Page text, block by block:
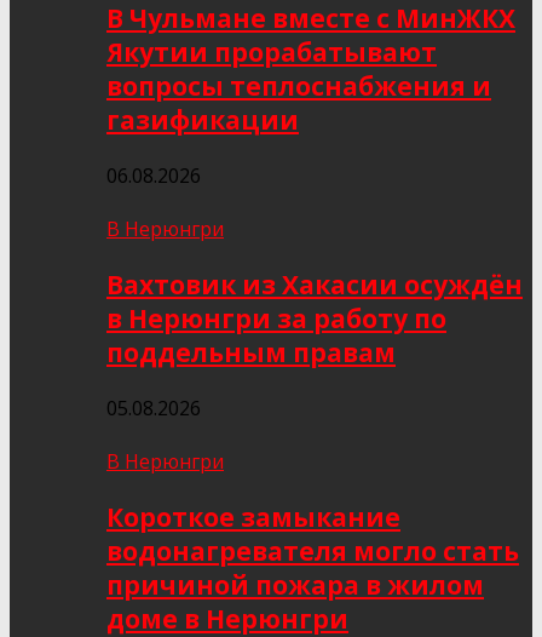
В Чульмане вместе с МинЖКХ
Якутии прорабатывают
вопросы теплоснабжения и
газификации
06.08.2026
В Нерюнгри
Вахтовик из Хакасии осуждён
в Нерюнгри за работу по
поддельным правам
05.08.2026
В Нерюнгри
Короткое замыкание
водонагревателя могло стать
причиной пожара в жилом
доме в Нерюнгри